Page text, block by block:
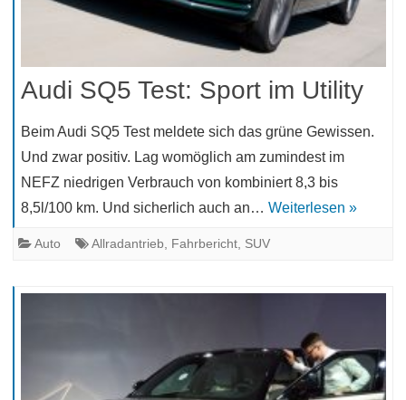
Audi SQ5 Test: Sport im Utility
Beim Audi SQ5 Test meldete sich das grüne Gewissen.
Und zwar positiv. Lag womöglich am zumindest im
NEFZ niedrigen Verbrauch von kombiniert 8,3 bis
8,5l/100 km. Und sicherlich auch an… Weiterlesen »
Auto Allradantrieb Fahrbericht SUV